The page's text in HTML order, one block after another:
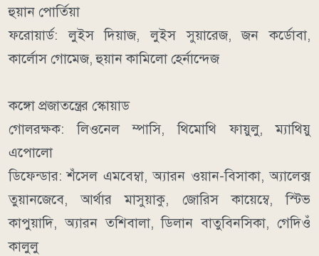
হুয়ান পোর্তিয়া
ফরোয়ার্ড: লুইস দিয়াজ, লুইস সুয়ারেজ, জন কর্ডোবা,
কার্লোস গোমেজ, হুয়ান কামিলো হের্নান্দেজ
কঙ্গো প্রজাতন্ত্রের স্কোয়াড
গোলরক্ষক: লিওনেল ম্পাসি, থিমোথি ফায়ুলু, ম্যাথিয়ু
এপোলো
ডিফেন্ডার: শঁসেল এমবেম্বা, অ্যারন ওয়ান-বিসাকা, অ্যালেক্স
তুয়ানজেবে, আর্থার মাসুয়াকু, জোরিস কায়েম্বে, স্টিভ
কাপুয়াদি, অ্যারন তশিবালা, ডিলান বাতুবিনসিকা, গেদিওঁ
কালুলু